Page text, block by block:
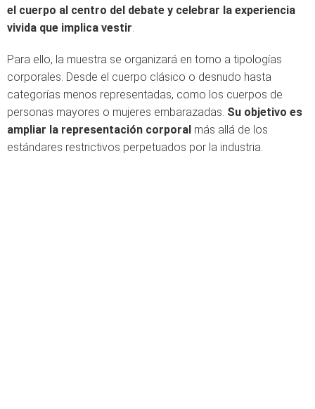
el cuerpo al centro del debate y celebrar la experiencia
vivida que implica vestir.
Para ello, la muestra se organizará en torno a tipologías
corporales. Desde el cuerpo clásico o desnudo hasta
categorías menos representadas, como los cuerpos de
personas mayores o mujeres embarazadas. Su objetivo es
ampliar la representación corporal más allá de los
estándares restrictivos perpetuados por la industria.